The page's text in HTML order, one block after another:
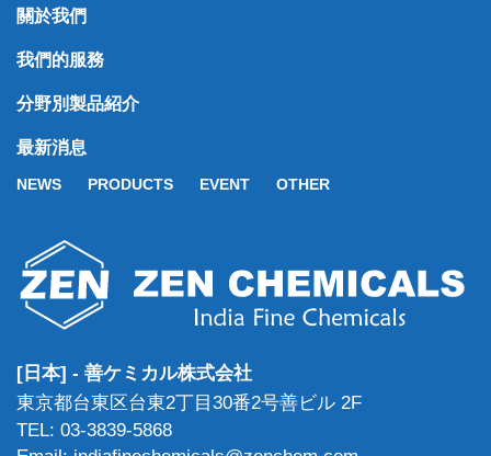
關於我們
我們的服務
分野別製品紹介
最新消息
NEWS PRODUCTS EVENT OTHER
[日本] - 善ケミカル株式会社
東京都台東区台東2丁目30番2号善ビル 2F
TEL: 03-3839-5868